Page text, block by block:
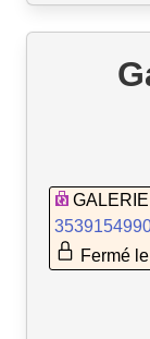
Fermé